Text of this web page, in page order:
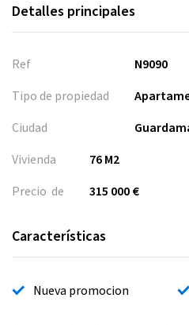
Detalles principales
Ref
N9090
Tipo de propiedad
Ciudad
Vivienda
76 M2
Precio de
315 000 €
Características
Nueva promocion